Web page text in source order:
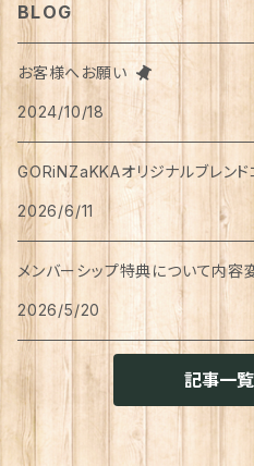
スリッパ
マスク
ハンドソープ
アロマ・お香
トラベルセット
クッション・クッションカバー
ファブリック・マルチカバー
スマホショルダーバッグ
ポーチ
お財布・カード入れ
手袋・アームカバー
ハンカチ
てぬぐい
キーホルダー
メガネ・メガネケース
湯のみ
グラス
カップ&ソーサー
マグカップ
コースター
お皿
箸置き
お菓子作り
ペン
メモ帳
便箋
スケジュール帳
はさみ
ふせん
ブルゾン
フレンチスリーブ
靴下
タイツ
足首ウォーマー
メンズ
ボトムス
アウター
ジャケット
トップス
粉物
缶詰・瓶詰
レトルト惣菜
カレー
味噌汁・スープ
お茶漬け
乾物
お茶
ハーブティー
希釈飲料
猫用
犬用
猫用
犬猫共通
食器
犬用
猫用
衣類・服飾雑貨
犬用
猫用
おもちゃ
猫用
ボディケア
犬用
猫用
犬猫兼用
ベッド
トイレ周り
犬用
その他雑貨
クシ・ブラシ
シャンプー
リンスインシャンプー
トリートメント
せっけん
洗顔
ハンドクリーム
オーラルケア
入浴剤・バスボム
洗剤
防災用品
ラッピング資材
ピアス
イヤリング・ノンホールピアス
リング
飲料
珈琲
BLOG
お客様へお願い
2024/10/18
GORiNZaKKAオリジナルブレン
2026/6/11
メンバーシップ特典について内容
2026/5/20
記事一